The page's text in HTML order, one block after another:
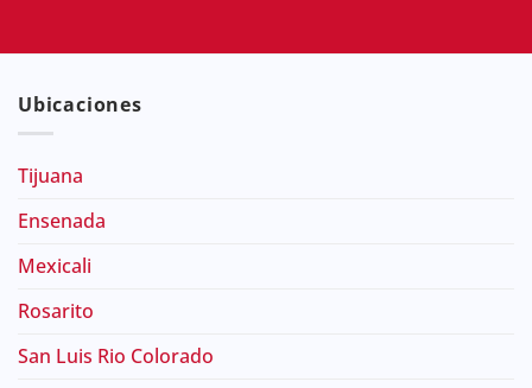
Ubicaciones
Tijuana
Ensenada
Mexicali
Rosarito
San Luis Rio Colorado